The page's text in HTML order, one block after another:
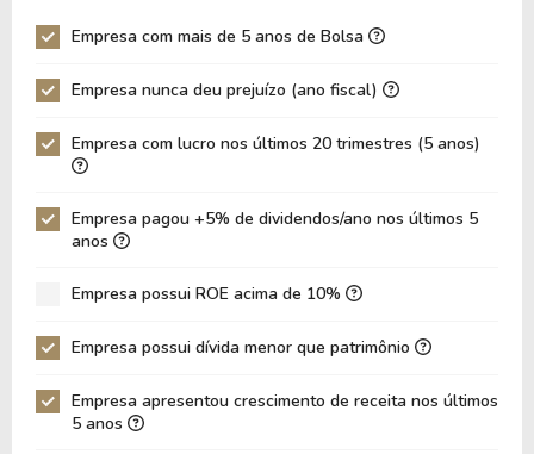
ROE
9,58%
ROIC
6,30%
ROA
6,74%
6,64%
Dívida Líquida / Ebitda
Dívida Líquida / Ebit
-2,51
-2,63
Patrimônio / Ativos
0,70
Passivos / Ativos
0,30
CAGR Receitas 5 anos
Empresa com mais de 5 anos de Bolsa
Empresa nunca deu prejuízo (ano fiscal)
Empresa com lucro nos últimos 20 trimestres (5 anos)
Empresa pagou +5% de dividendos/ano nos últimos 5
anos
Empresa possui ROE acima de 10%
Empresa possui dívida menor que patrimônio
Empresa apresentou crescimento de receita nos últimos
5 anos